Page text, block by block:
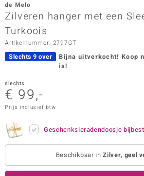
Vogue
de Melo
Zilveren hanger met een
Turkoois
Artikelnummer: 2797GT
Slechts 9 over Bijna uitverkocht! Koop
is!
slechts
€ 99,-
Prijs inclusief btw
Geschenksieradendoosje
Beschikbaar inZilver, geel